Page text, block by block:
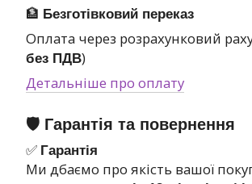
🏦 Безготівковий переказ
Оплата через розрахунковий
без ПДВ)
Детальніше про оплату
🛡 Гарантія та повернення
✅ Гарантія
Ми дбаємо про якість вашої